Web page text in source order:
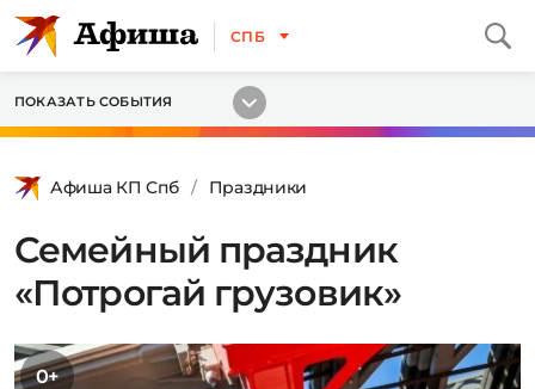
СПБ
ПОКАЗАТЬ СОБЫТИЯ
Афиша КП Спб Праздники
Семейный праздник
«Потрогай грузовик»
0+